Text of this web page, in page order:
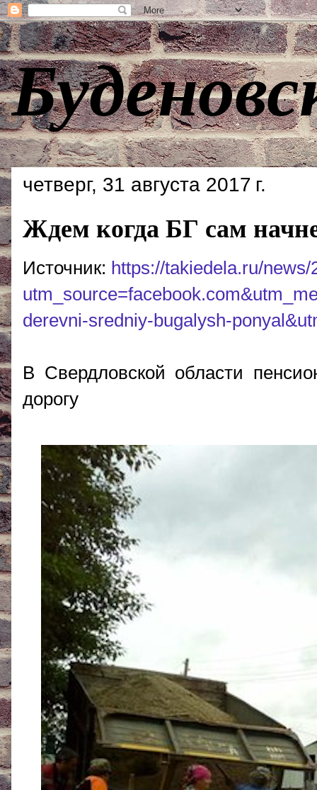
четверг, 31 августа 2017 г.
Ждем когда БГ сам
Источник: https://takiedela.ru/
derevni-sredniy-bugalysh-
В Свердловской области
дорогу